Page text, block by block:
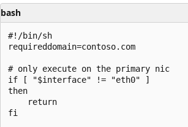
bash
#!/bin/sh
requireddomain=contoso.com
# only execute on the primary nic
if [ "$interface" != "eth0" ]
then
    return
fi